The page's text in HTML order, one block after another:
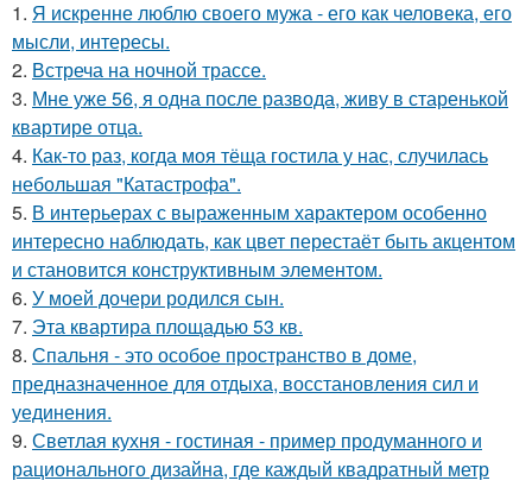
1. Я искренне люблю своего мужа - его как человека, его
мысли, интересы.
2. Встреча на ночной трассе.
3. Мне уже 56, я одна после развода, живу в старенькой
квартире отца.
4. Как-то раз, когда моя тёща гостила у нас, случилась
небольшая "Катастрофа".
5. В интерьерах с выраженным характером особенно
интересно наблюдать, как цвет перестаёт быть акцентом
и становится конструктивным элементом.
6. У моей дочери родился сын.
7. Эта квартира площадью 53 кв.
8. Спальня - это особое пространство в доме,
предназначенное для отдыха, восстановления сил и
уединения.
9. Светлая кухня - гостиная - пример продуманного и
рационального дизайна, где каждый квадратный метр